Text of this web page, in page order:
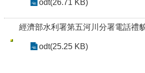
odt(26.71 KB)
經濟部水利署第五河川分署電話禮
odt(25.25 KB)